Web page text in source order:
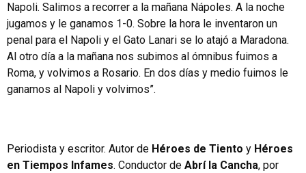
Napoli. Salimos a recorrer a la mañana Nápoles. A la noche
jugamos y le ganamos 1-0. Sobre la hora le inventaron un
penal para el Napoli y el Gato Lanari se lo atajó a Maradona.
Al otro día a la mañana nos subimos al ómnibus fuimos a
Roma, y volvimos a Rosario. En dos días y medio fuimos le
ganamos al Napoli y volvimos”.
Periodista y escritor. Autor de Héroes de Tiento y Héroes
en Tiempos Infames. Conductor de Abrí la Cancha, por